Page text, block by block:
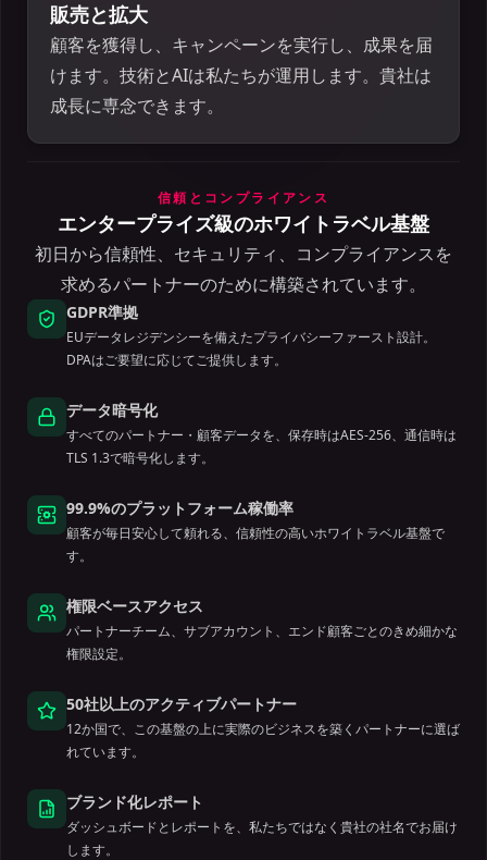
販売と拡大
顧客を獲得し、キャンペーンを実行し、成果を届
けます。技術とAIは私たちが運用します。貴社は
成長に専念できます。
信頼とコンプライアンス
エンタープライズ級のホワイトラベル基盤
初日から信頼性、セキュリティ、コンプライアンスを
求めるパートナーのために構築されています。
GDPR準拠
EUデータレジデンシーを備えたプライバシーファースト設計。
DPAはご要望に応じてご提供します。
データ暗号化
すべてのパートナー・顧客データを、保存時はAES-256、通信時は
TLS 1.3で暗号化します。
99.9%のプラットフォーム稼働率
顧客が毎日安心して頼れる、信頼性の高いホワイトラベル基盤で
す。
権限ベースアクセス
パートナーチーム、サブアカウント、エンド顧客ごとのきめ細かな
権限設定。
50社以上のアクティブパートナー
12か国で、この基盤の上に実際のビジネスを築くパートナーに選ば
れています。
ブランド化レポート
ダッシュボードとレポートを、私たちではなく貴社の社名でお届け
します。